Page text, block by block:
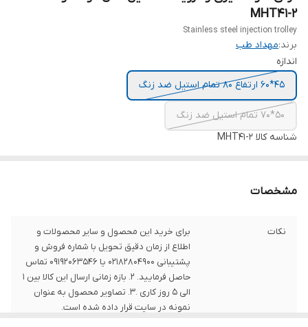
MHT41-2
Stainless steel injection trolley
برند:مهداد طب
اندازه
45*60 ارتفاع 80 تمام استیل ضد زنگ
50*70 تمام استیل ضد زنگ
شناسه کالا MHT41-2
مشخصات
نکات
برای خرید این محصول و سایر محصولات و
اطلاع از زمان دقیق تحویل با شماره فروش و
پشتیبانی 02182804900 یا 09192063546 تماس
حاصل فرمایید. 2. بازه زمانی ارسال این کالا بین 1
الی 5 روز کاری .3. تصاویر محصول به عنوان
نمونه در سایت قرار داده شده است.